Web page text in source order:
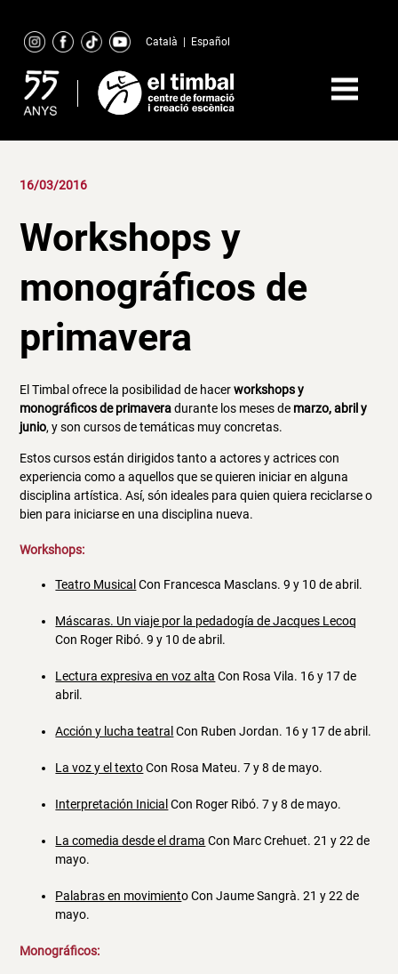
content
Català Español
16/03/2016
Workshops y
monográficos de
primavera
El Timbal ofrece la posibilidad de hacerworkshops y
monográficos de primaveradurante los meses de marzo, abril y
junio, y son cursos de temáticas muy concretas.
Estos cursos están dirigidos tanto a actores y actrices con
experiencia como a aquellos que se quieren iniciar en alguna
disciplina artística. Así, són ideales para quien quiera reciclarse o
bien para iniciarse en una disciplina nueva.
Workshops:
Teatro Musical Con Francesca Masclans. 9 y 10 de abril.
Máscaras. Un viaje por la pedadogía de Jacques Lecoq
Con Roger Ribó. 9 y 10 de abril.
Lectura expresiva en voz alta Con Rosa Vila. 16 y 17 de
abril.
Acción y lucha teatral Con Ruben Jordan. 16 y 17 de abril.
La voz y el textoCon Rosa Mateu. 7 y 8 de mayo.
Interpretación Inicial Con Roger Ribó. 7 y 8 de mayo.
La comedia desde el drama Con Marc Crehuet. 21 y 22 de
mayo.
Palabras en movimiento Con Jaume Sangrà. 21 y 22 de
mayo.
Monográficos: